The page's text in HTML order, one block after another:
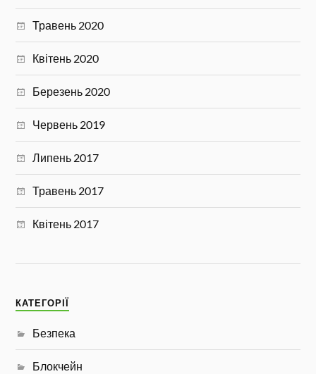
Травень 2020
Квітень 2020
Березень 2020
Червень 2019
Липень 2017
Травень 2017
Квітень 2017
КАТЕГОРІЇ
Безпека
Блокчейн